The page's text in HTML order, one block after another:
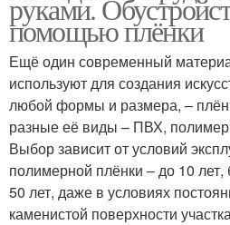
руками.
помощью плёнки
Ещё один современный
используют для создания
любой формы и размера, –
разные её виды – ПВХ,
Выбор зависит от условий
полимерной плёнки – до 10 лет,
50 лет, даже в условиях
каменистой поверхности